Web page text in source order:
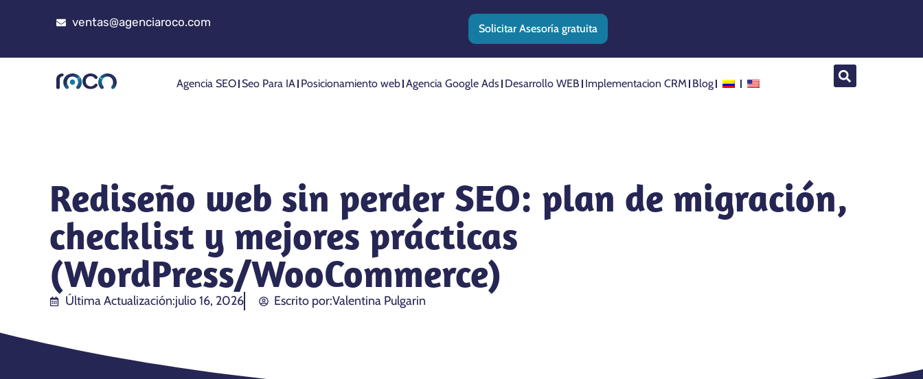
ventas@agenciaroco.com Solicitar Asesoría gratuita
Agencia SEO Seo Para IA Posicionamiento web Agencia Google Ads Desarrollo WEB Implementacion CRM Blog
Rediseño web sin perder SEO: plan de migración,
checklist y mejores prácticas
(WordPress/WooCommerce)
Última Actualización:julio 16, 2026 Escrito por:Valentina Pulgarin